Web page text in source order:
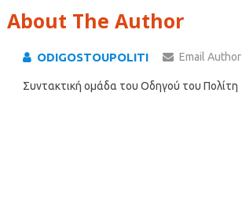
About The Author
ODIGOSTOUPOLITI Email Author
Συντακτική ομάδα του Οδηγού του Πολίτη